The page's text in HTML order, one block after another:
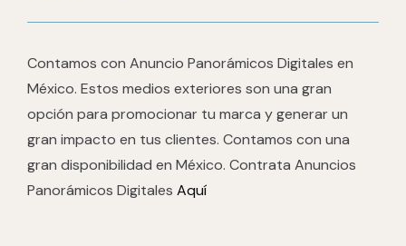
Contamos con Anuncio Panorámicos Digitales en
México. Estos medios exteriores son una gran
opción para promocionar tu marca y generar un
gran impacto en tus clientes. Contamos con una
gran disponibilidad en México. Contrata Anuncios
Panorámicos Digitales Aquí